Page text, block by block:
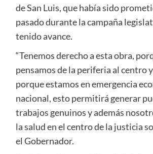
de San Luis, que había sido
pasado durante la campaña
tenido avance.
“Tenemos derecho a esta obra,
pensamos de la periferia al centro
porque estamos en emergencia
nacional, esto permitirá generar
trabajos genuinos y además
la salud en el centro de la justicia
el Gobernador.